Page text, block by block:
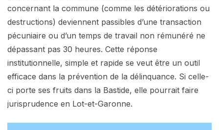
concernant la commune (comme les détériorations ou
destructions) deviennent passibles d’une transaction
pécuniaire ou d’un temps de travail non rémunéré ne
dépassant pas 30 heures. Cette réponse
institutionnelle, simple et rapide se veut être un outil
efficace dans la prévention de la délinquance. Si celle-
ci porte ses fruits dans la Bastide, elle pourrait faire
jurisprudence en Lot-et-Garonne.